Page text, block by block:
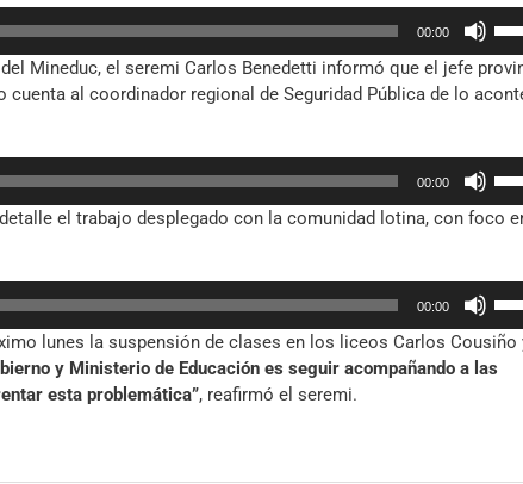
00:00
de
o
el
Mineduc, el seremi Carlos Benedetti informó que el jefe
al coordinador regional de Seguridad Pública de lo
00:00
o
el trabajo desplegado con la comunidad lotina, con foco
00:00
de
lunes la suspensión de clases en los liceos Carlos Cousiño
y Ministerio de Educación es seguir acompañando a las
esta problemática”, reafirmó el seremi.